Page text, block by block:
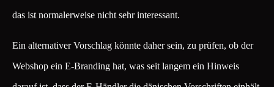
das ist normalerweise nicht sehr interessant.
Ein alternativer Vorschlag könnte daher sein, zu prüfen, ob der
Webshop ein E-Branding hat, was seit langem ein Hinweis